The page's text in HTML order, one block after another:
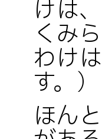
けは
くみ
わけ
す。）
ほん